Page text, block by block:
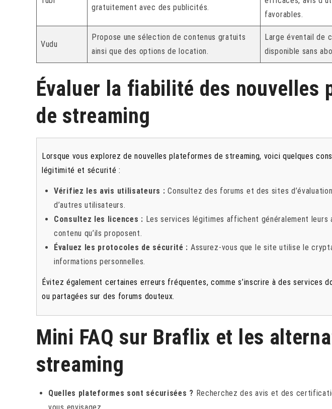
gratuitement avec des publicités.
favorables.
Vudu
Propose une sélection de contenus gratuits
ainsi que des options de location.
Large éventail de
disponible sans
Évaluer la fiabilité des nouvelles
de streaming
Lorsque vous explorez de nouvelles plateformes de streaming, voici quelques
légitimité et sécurité :
Vérifiez les avis utilisateurs : Consultez des forums et des sites
d’autres utilisateurs.
Consultez les licences : Les services légitimes affichent généralement leurs
contenu qu’ils proposent.
Évaluez les protocoles de sécurité : Assurez-vous que le site utilise le
informations personnelles.
Évitez également certaines erreurs fréquentes, comme s’inscrire à des services
ou partagées sur des forums douteux.
Mini FAQ sur Braflix et les
streaming
Quelles plateformes sont sécurisées ? Recherchez des avis et des